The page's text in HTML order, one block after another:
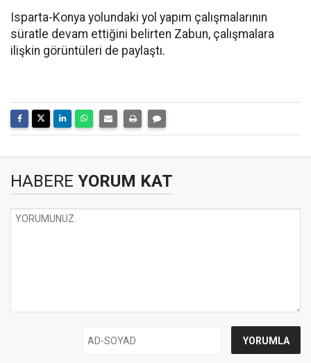
Isparta-Konya yolundaki yol yapım çalışmalarının
süratle devam ettiğini belirten Zabun, çalışmalara
ilişkin görüntüleri de paylaştı.
HABERE YORUM KAT